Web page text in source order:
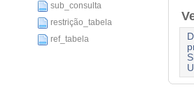
sub_consulta
restrição_tabela
ref_tabela